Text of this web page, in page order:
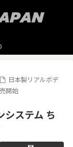
日本製リアルボデ
開始
システム ち